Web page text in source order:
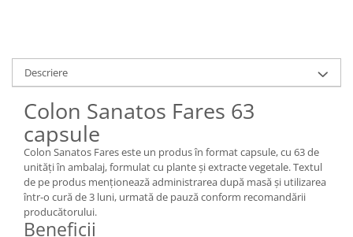
Descriere
Colon Sanatos Fares 63
capsule
Colon Sanatos Fares este un produs în format capsule, cu 63 de
unități în ambalaj, formulat cu plante și extracte vegetale. Textul
de pe produs menționează administrarea după masă și utilizarea
într-o cură de 3 luni, urmată de pauză conform recomandării
producătorului.
Beneficii